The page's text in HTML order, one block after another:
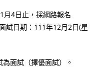
月4日止，採網路報名
日期：111年12月2日(星
面試（擇優面試）。